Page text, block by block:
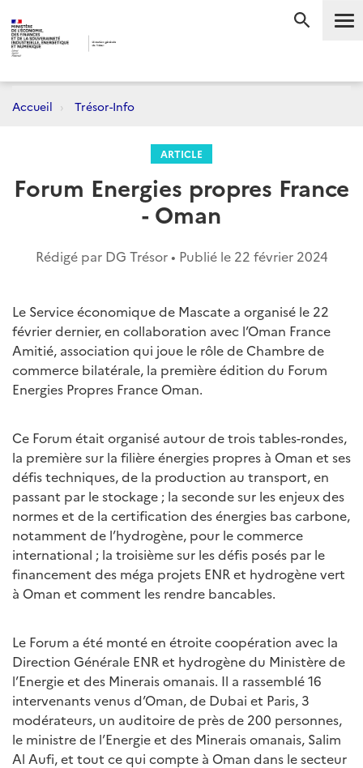
Accueil Trésor-Info
ARTICLE
Forum Energies propres France
- Oman
Rédigé par DG Trésor • Publié le 22 février 2024
Le Service économique de Mascate a organisé le 22
février dernier, en collaboration avec l’Oman France
Amitié, association qui joue le rôle de Chambre de
commerce bilatérale, la première édition du Forum
Energies Propres France Oman.
Ce Forum était organisé autour de trois tables-rondes,
la première sur la filière énergies propres à Oman et ses
défis techniques, de la production au transport, en
passant par le stockage ; la seconde sur les enjeux des
normes et de la certification des énergies bas carbone,
notamment de l’hydrogène, pour le commerce
international ; la troisième sur les défis posés par le
financement des méga projets ENR et hydrogène vert
à Oman et comment les rendre bancables.
Le Forum a été monté en étroite coopération avec la
Direction Générale ENR et hydrogène du Ministère de
l’Energie et des Minerais omanais. Il a rassemblé 16
intervenants venus d’Oman, de Dubai et Paris, 3
modérateurs, un auditoire de près de 200 personnes,
le ministre de l’Energie et des Minerais omanais, Salim
Al Aufi, et tout ce qui compte à Oman dans le secteur